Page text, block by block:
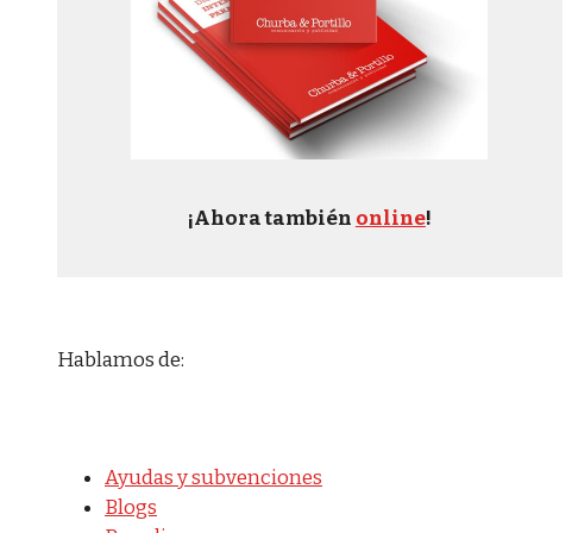
¡Ahora también online!
Hablamos de:
Ayudas y subvenciones
Blogs